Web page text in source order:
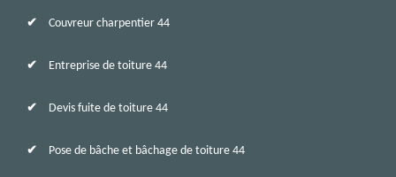
Couvreur charpentier 44
Entreprise de toiture 44
Devis fuite de toiture 44
Pose de bâche et bâchage de toiture 44